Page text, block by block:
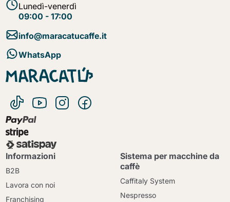
Lunedì-venerdì
09:00 - 17:00
info@maracatucaffe.it
WhatsApp
Informazioni
B2B
Lavora con noi
Franchising
Sistema per macchine da
caffè
Caffitaly System
Nespresso